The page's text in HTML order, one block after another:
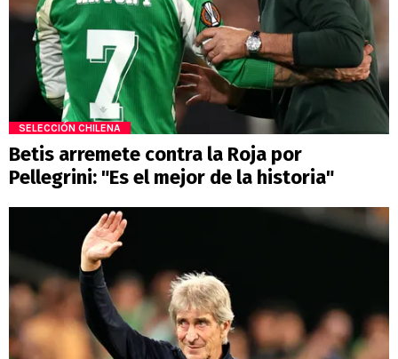
SELECCIÓN CHILENA
Betis arremete contra la Roja por
Pellegrini: "Es el mejor de la historia"